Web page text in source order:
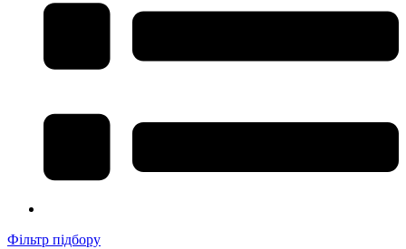
Фільтр підбору